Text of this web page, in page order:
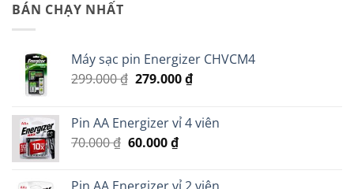
BÁN CHẠY NHẤT
Máy sạc pin Energizer CHVCM4
299.000₫ Giá
299.000 ₫.
279.000₫Giá
là:
Pin AA Energizer vỉ 4 viên
70.000₫ Giá
60.000₫Giá